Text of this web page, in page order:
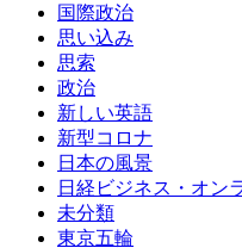
国際政治
思い込み
思索
政治
新しい英語
新型コロナ
日本の風景
日経ビジネス・オン
未分類
東京五輪